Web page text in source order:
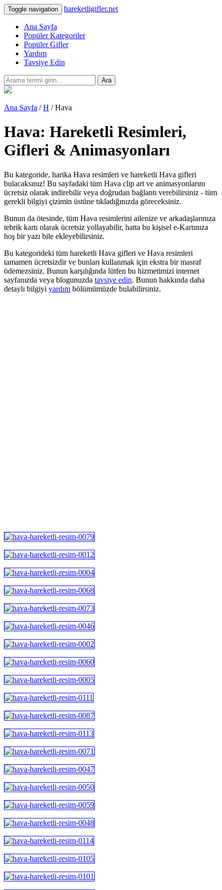
Toggle navigation hareketligifler.net
Ana Sayfa
Popüler Kategoriler
Popüler Gifler
Yardım
Tavsiye Edin
Ara
Ana Sayfa /H / Hava
Hava: Hareketli Resimleri,
Gifleri & Animasyonları
Bu kategoride, harika Hava resimleri ve hareketli Hava gifleri
bulacaksınız! Bu sayfadaki tüm Hava clip art ve animasyonlarını
ücretsiz olarak indirebilir veya doğrudan bağlantı verebilirsiniz - tüm
gerekli bilgiyi çizimin üstüne tıkladığınızda göreceksiniz.
Bunun da ötesinde, tüm Hava resimlerini ailenize ve arkadaşlarınıza
tebrik kartı olarak ücretsiz yollayabilir, hatta bu kişisel e-Kartınıza
hoş bir yazı bile ekleyebilirsiniz.
Bu kategorideki tüm hareketli Hava gifleri ve Hava resimleri
tamamen ücretsizdir ve bunları kullanmak için ekstra bir masraf
ödemezsiniz. Bunun karşılığında lütfen bu hizmetimizi internet
sayfanızda veya blogunuzda tavsiye edin. Bunun hakkında daha
detaylı bilgiyi yardım bölümümüzde bulabilirsiniz.